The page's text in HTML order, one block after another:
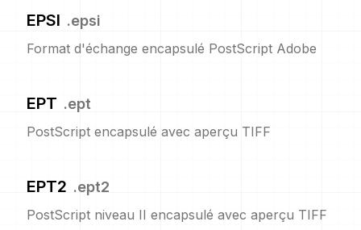
EPSI .epsi
Format d'échange encapsulé PostScript Adobe
EPT .ept
PostScript encapsulé avec aperçu TIFF
EPT2 .ept2
PostScript niveau II encapsulé avec aperçu TIFF